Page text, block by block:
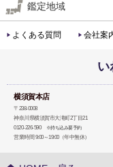
鑑定地域
よくある質問 会社案
い
横須賀本店
〒238-0008
神奈川県横須賀市大滝町2丁目21
0120-226-590
※持ち込み要予約
営業時間 9:00～19:00（年中無休）